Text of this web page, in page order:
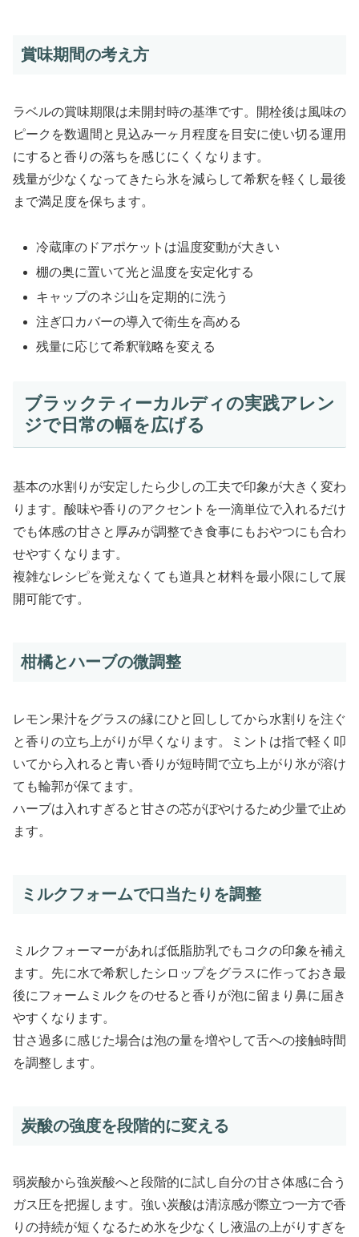
賞味期間の考え方
ラベルの賞味期限は未開封時の基準です。開栓後は風味の
ピークを数週間と見込み一ヶ月程度を目安に使い切る運用
にすると香りの落ちを感じにくくなります。
残量が少なくなってきたら氷を減らして希釈を軽くし最後
まで満足度を保ちます。
冷蔵庫のドアポケットは温度変動が大きい
棚の奥に置いて光と温度を安定化する
キャップのネジ山を定期的に洗う
注ぎ口カバーの導入で衛生を高める
残量に応じて希釈戦略を変える
ブラックティーカルディの実践アレン
ジで日常の幅を広げる
基本の水割りが安定したら少しの工夫で印象が大きく変わ
ります。酸味や香りのアクセントを一滴単位で入れるだけ
でも体感の甘さと厚みが調整でき食事にもおやつにも合わ
せやすくなります。
複雑なレシピを覚えなくても道具と材料を最小限にして展
開可能です。
柑橘とハーブの微調整
レモン果汁をグラスの縁にひと回ししてから水割りを注ぐ
と香りの立ち上がりが早くなります。ミントは指で軽く叩
いてから入れると青い香りが短時間で立ち上がり氷が溶け
ても輪郭が保てます。
ハーブは入れすぎると甘さの芯がぼやけるため少量で止め
ます。
ミルクフォームで口当たりを調整
ミルクフォーマーがあれば低脂肪乳でもコクの印象を補え
ます。先に水で希釈したシロップをグラスに作っておき最
後にフォームミルクをのせると香りが泡に留まり鼻に届き
やすくなります。
甘さ過多に感じた場合は泡の量を増やして舌への接触時間
を調整します。
炭酸の強度を段階的に変える
弱炭酸から強炭酸へと段階的に試し自分の甘さ体感に合う
ガス圧を把握します。強い炭酸は清涼感が際立つ一方で香
りの持続が短くなるため氷を少なくし液温の上がりすぎを